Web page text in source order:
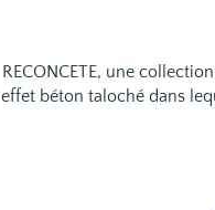
RECONCETE, une
effet béton taloché dans